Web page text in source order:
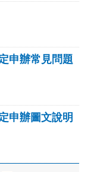
申辦常見問題
申辦圖文說明